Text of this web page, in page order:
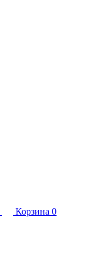
Корзина 0